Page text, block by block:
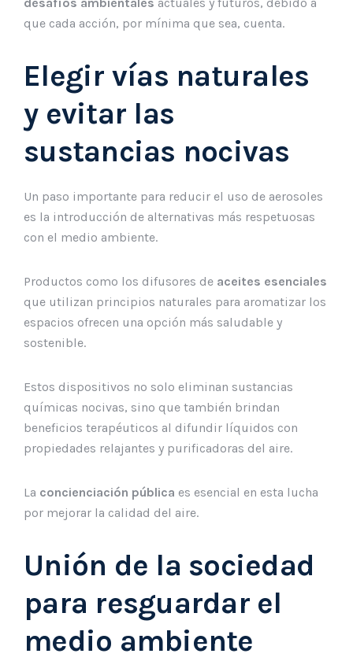
que cada acción, por mínima que sea, cuenta.
Elegir vías naturales
y evitar las
sustancias nocivas
Un paso importante para reducir el uso de aerosoles
es la introducción de alternativas más respetuosas
con el medio ambiente.
Productos como los difusores de aceites esenciales
que utilizan principios naturales para aromatizar los
espacios ofrecen una opción más saludable y
sostenible.
Estos dispositivos no solo eliminan sustancias
químicas nocivas, sino que también brindan
beneficios terapéuticos al difundir líquidos con
propiedades relajantes y purificadoras del aire.
La concienciación pública es esencial en esta lucha
por mejorar la calidad del aire.
Unión de la sociedad
para resguardar el
medio ambiente